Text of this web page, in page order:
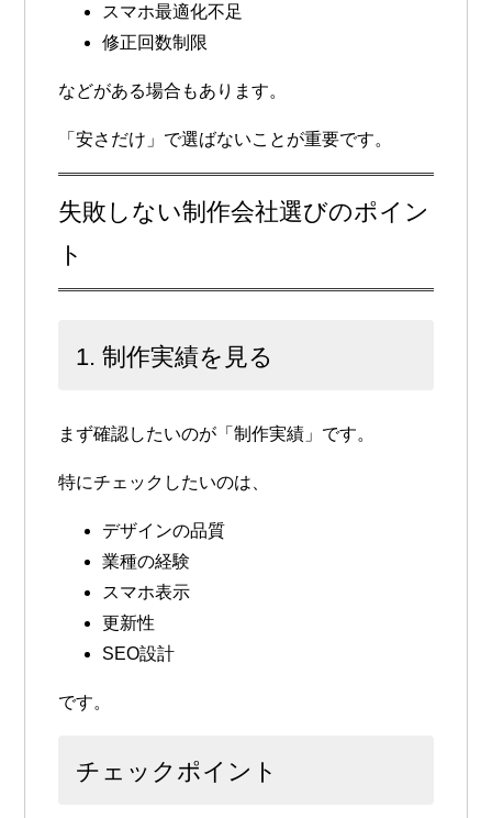
スマホ最適化不足
修正回数制限
などがある場合もあります。
「安さだけ」で選ばないことが重要です。
失敗しない制作会社選びのポイン
ト
1. 制作実績を見る
まず確認したいのが「制作実績」です。
特にチェックしたいのは、
デザインの品質
業種の経験
スマホ表示
更新性
SEO設計
です。
チェックポイント